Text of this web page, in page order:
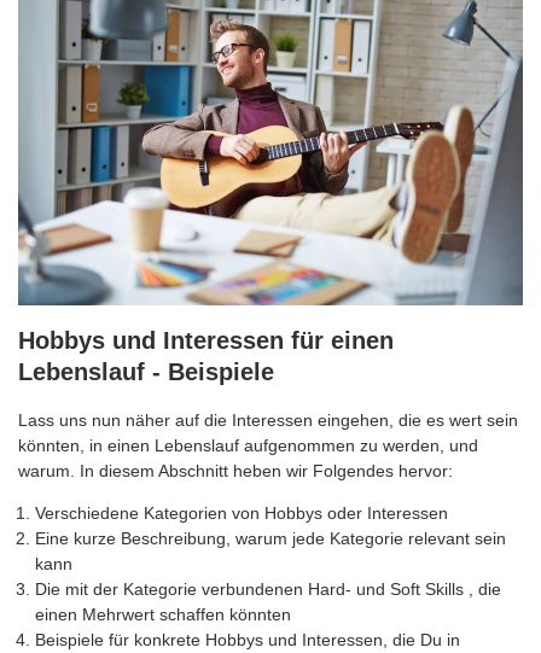
Hobbys und Interessen für einen
Lebenslauf - Beispiele
Lass uns nun näher auf die Interessen eingehen, die es wert sein
könnten, in einen Lebenslauf aufgenommen zu werden, und
warum. In diesem Abschnitt heben wir Folgendes hervor:
Verschiedene Kategorien von Hobbys oder Interessen
Eine kurze Beschreibung, warum jede Kategorie relevant sein
kann
Die mit der Kategorie verbundenen Hard- und Soft Skills , die
einen Mehrwert schaffen könnten
Beispiele für konkrete Hobbys und Interessen, die Du in